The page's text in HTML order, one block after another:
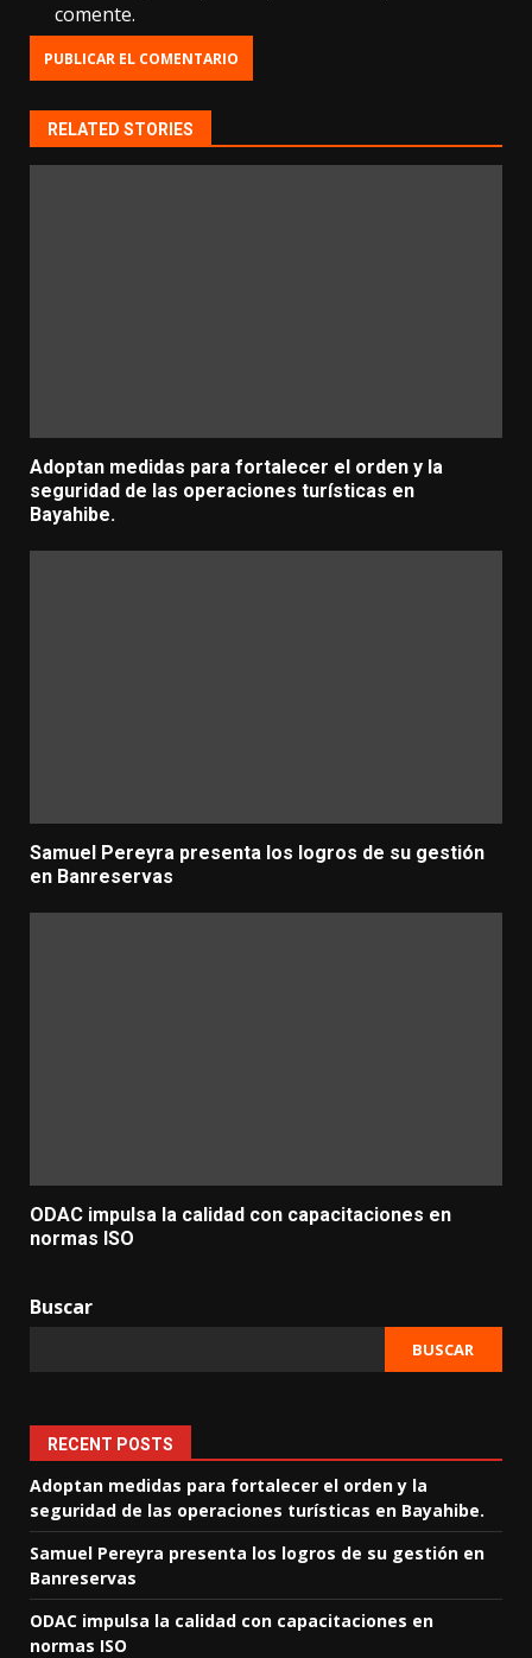
comente.
RELATED STORIES
Adoptan medidas para fortalecer el orden y la
seguridad de las operaciones turísticas en
Bayahibe.
Samuel Pereyra presenta los logros de su gestión
en Banreservas
ODAC impulsa la calidad con capacitaciones en
normas ISO
Buscar
BUSCAR
RECENT POSTS
Adoptan medidas para fortalecer el orden y la
seguridad de las operaciones turísticas en Bayahibe.
Samuel Pereyra presenta los logros de su gestión en
Banreservas
ODAC impulsa la calidad con capacitaciones en
normas ISO